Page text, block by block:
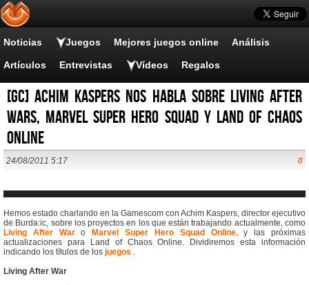
Noticias Juegos Mejores juegos online Análisis
Artículos Entrevistas Vídeos Regalos
[GC] Achim Kaspers nos habla sobre Living After
Wars, Marvel Super Hero Squad y Land of Chaos
Online
24/08/2011 5:17 0
Hemos estado charlando en la Gamescom con Achim Kaspers, director ejecutivo
de Burda:ic, sobre los proyectos en los que están trabajando actualmente, como
Living After Waro Marvel Super Hero Squad Online,y las próximas
actualizaciones para Land of Chaos Online. Dividiremos esta información
indicando los títulos de los juegos .
Living After War